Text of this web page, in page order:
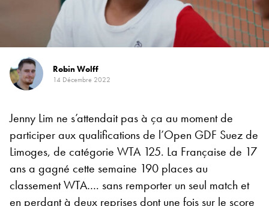
Robin Wolff
14 Décembre 2022
Jenny Lim ne s’attendait pas à ça au moment de
participer aux qualifications de l’Open GDF Suez de
Limoges, de catégorie WTA 125. La Française de 17
ans a gagné cette semaine 190 places au
classement WTA…. sans remporter un seul match et
en perdant à deux reprises dont une fois sur le score